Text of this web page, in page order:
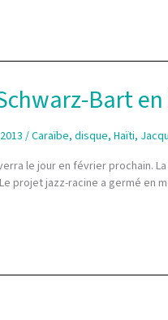
Bart
/Caraïbe, disque, Haïti,
le jour en février prochain.
projet jazz-racine a germé en